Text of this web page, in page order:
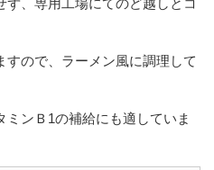
ので、ラーメン風に調理して
ンＢ1の補給にも適していま